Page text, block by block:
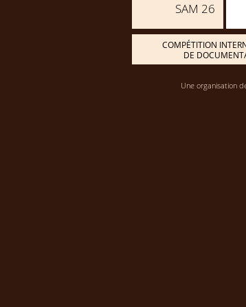
SAM 26
COMPÉTITION
DE
Une organisation